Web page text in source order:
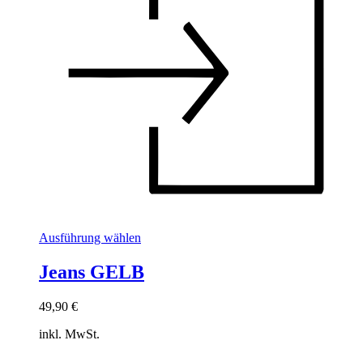
Ausführung wählen
weist
mehrere
Jeans GELB
49,90 €
inkl. MwSt.